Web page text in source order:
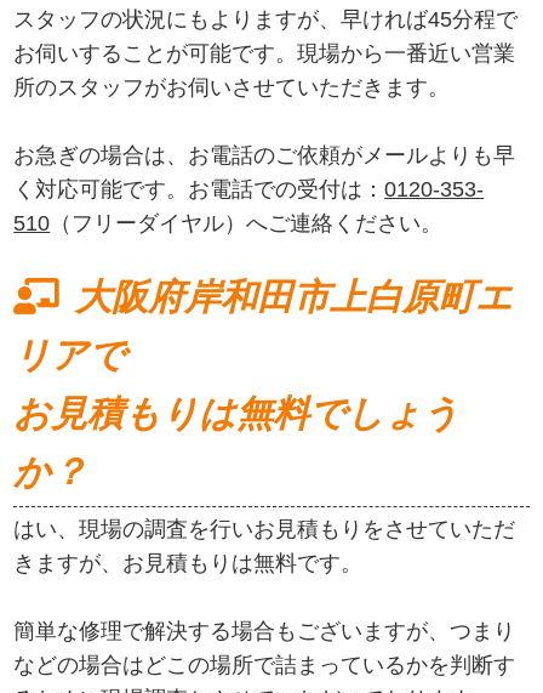
スタッフの状況にもよりますが、早ければ45分程で
お伺いすることが可能です。現場から一番近い営業
所のスタッフがお伺いさせていただきます。
お急ぎの場合は、お電話のご依頼がメールよりも早
く対応可能です。お電話での受付は：0120-353-
510 （フリーダイヤル）へご連絡ください。
大阪府岸和田市上白原町エ
リアで
お見積もりは無料でしょう
か？
はい、現場の調査を行いお見積もりをさせていただ
きますが、お見積もりは無料です。
簡単な修理で解決する場合もございますが、つまり
などの場合はどこの場所で詰まっているかを判断す